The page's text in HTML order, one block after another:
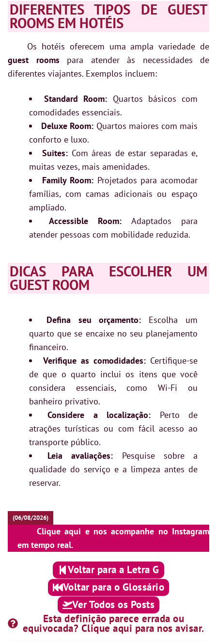
DIFERENTES TIPOS DE GUEST
ROOMS EM HOTÉIS
Os hotéis oferecem uma ampla variedade de
guest rooms para atender às necessidades de
diferentes viajantes. Exemplos incluem:
Standard Room: Quartos básicos com
comodidades essenciais.
Deluxe Room: Quartos maiores com mais
conforto e luxo.
Suites: Com áreas de estar separadas e,
muitas vezes, mais amenidades.
Family Room: Projetados para acomodar
famílias, com camas adicionais ou espaço
ampliado.
Accessible Room: Adaptados para
atender pessoas com mobilidade reduzida.
DICAS PARA ESCOLHER UM
GUEST ROOM
Defina seu orçamento: Escolha um
quarto que se encaixe no seu planejamento
financeiro.
Verifique as comodidades: Certifique-se
de que o quarto inclui os itens que você
considera essenciais, como Wi-Fi ou
banheiro privativo.
Considere a localização: Perto de
atrações turísticas ou com fácil acesso ao
transporte público.
Leia avaliações: Pesquise sobre a
qualidade do serviço e a limpeza antes de
reservar.
(06/08/2026)
Clique aqui e nos acompanhe no Instagram
em tempo real.
Voltar para a Letra G
Voltar para o Glossário
Ver Todos os Posts
Esta definição parece errada ou
equivocada? Clique aqui para nos avisar.